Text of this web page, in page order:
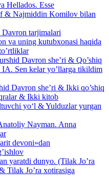
Hellados. Esse
& Najmiddin Komilov bilan
tarjimalari
va uning kutubxonasi haqida
Davron she’ri & Qo’shiq
Sen kelar yo’llarga tikildim
Davron she’ri & Ikki qo’shiq
& Ikki kitob
yo‘l & Yulduzlar yurgan
Nayman. Anna
devoni»dan
yaratdi dunyo. (Tilak Jo’ra
Tilak Jo’ra xotirasiga